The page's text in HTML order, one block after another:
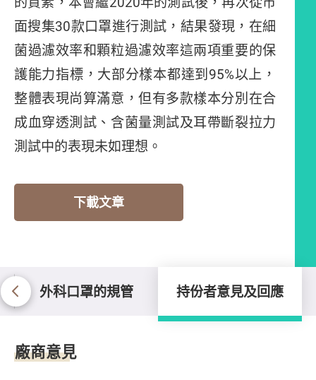
面搜集30款口罩進行測試，結果發現，在細
菌過濾效率和顆粒過濾效率這兩項重要的保
護能力指標，大部分樣本都達到95%以上，
整體表現尚算滿意，但有多款樣本分別在合
成血穿透測試、含菌量測試及耳帶斷裂拉力
測試中的表現未如理想。
下載文章
外科口罩的規管 持份者意見及回應
持份者意見及回應
廠商意見